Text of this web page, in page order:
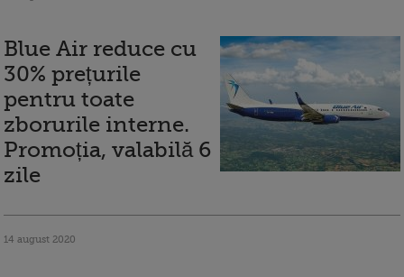
Blue Air reduce cu
30% prețurile
pentru toate
zborurile interne.
Promoția, valabilă 6
zile
14 august 2020